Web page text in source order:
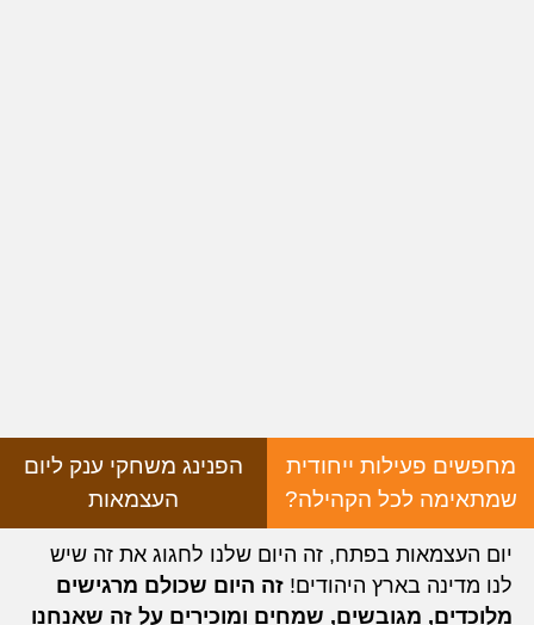
מחפשים פעילות ייחודית
שמתאימה לכל הקהילה?
הפנינג משחקי ענק ליום
העצמאות
יום העצמאות בפתח, זה היום שלנו לחגוג את זה שיש
לנו מדינה בארץ היהודים! זה היום שכולם מרגישים
מלוכדים, מגובשים, שמחים ומוכירים על זה שאנחנו